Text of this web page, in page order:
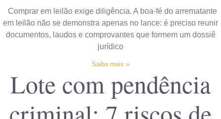
Comprar em leilão exige diligência. A boa-fé do arrematante
em leilão não se demonstra apenas no lance: é preciso reunir
documentos, laudos e comprovantes que formem um dossiê
jurídico
Saiba mais »
Lote com pendência